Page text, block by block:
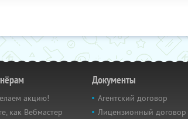
акцию!
как Вебмастер
Документы
Агентский договор
Лицензионный договор